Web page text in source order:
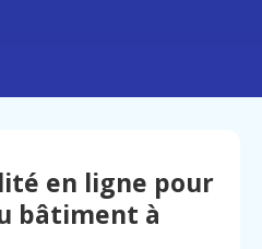
en ligne pour
bâtiment à